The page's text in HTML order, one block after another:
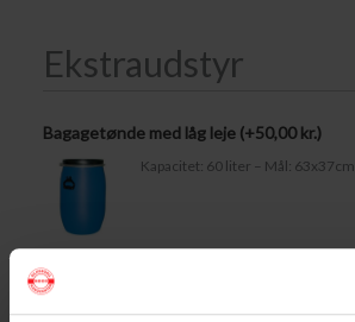
Ekstraudstyr
Bagagetønde med låg leje (+50,00kr.)
Kapacitet: 60 liter – Mål:
Vandtæt Pakpose Large (+
Volumen: 36 liter – Størrelse: